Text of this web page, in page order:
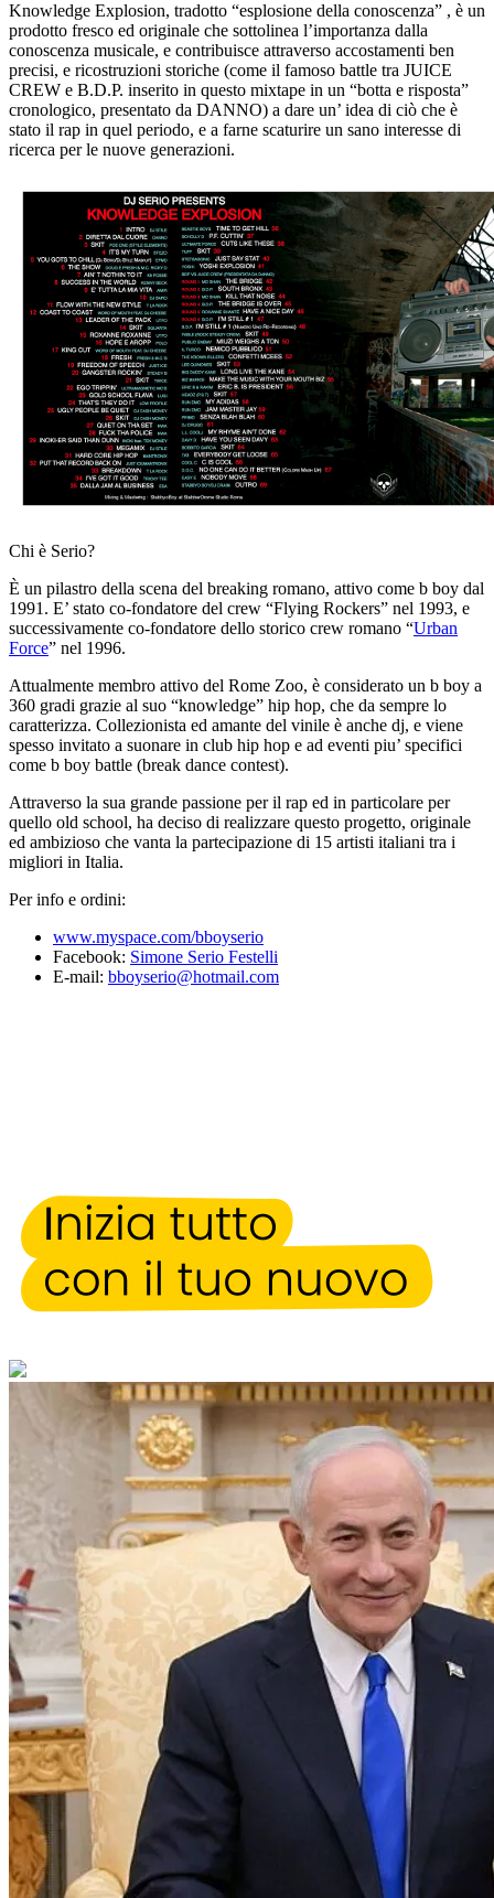
Knowledge Explosion, tradotto “esplosione della conoscenza” , è un
prodotto fresco ed originale che sottolinea l’importanza dalla
conoscenza musicale, e contribuisce attraverso accostamenti ben
precisi, e ricostruzioni storiche (come il famoso battle tra JUICE
CREW e B.D.P. inserito in questo mixtape in un “botta e risposta”
cronologico, presentato da DANNO) a dare un’ idea di ciò che è
stato il rap in quel periodo, e a farne scaturire un sano interesse di
ricerca per le nuove generazioni.
Chi è Serio?
È un pilastro della scena del breaking romano, attivo come b boy dal
1991. E’ stato co-fondatore del crew “Flying Rockers” nel 1993, e
successivamente co-fondatore dello storico crew romano “Urban
Force” nel 1996.
Attualmente membro attivo del Rome Zoo, è considerato un b boy a
360 gradi grazie al suo “knowledge” hip hop, che da sempre lo
caratterizza. Collezionista ed amante del vinile è anche dj, e viene
spesso invitato a suonare in club hip hop e ad eventi piu’ specifici
come b boy battle (break dance contest).
Attraverso la sua grande passione per il rap ed in particolare per
quello old school, ha deciso di realizzare questo progetto, originale
ed ambizioso che vanta la partecipazione di 15 artisti italiani tra i
migliori in Italia.
Per info e ordini:
www.myspace.com/bboyserio
Facebook: Simone Serio Festelli
E-mail: bboyserio@hotmail.com